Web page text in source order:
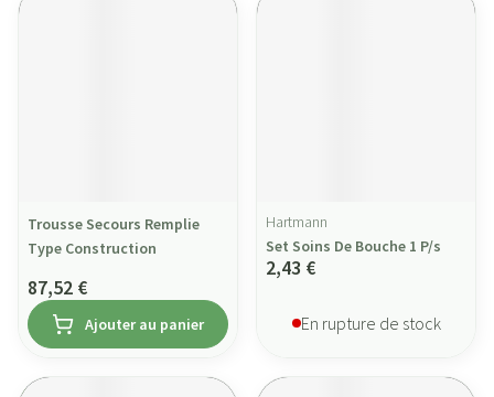
Trousse Secours Remplie
Type Construction
87,52 €
Ajouter au panier
Hartmann
Set Soins De Bouche 1 P/s
2,43 €
En rupture de stock